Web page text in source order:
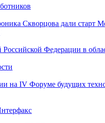
Скворцова дали старт
Федерации в
на IV Форуме будущих